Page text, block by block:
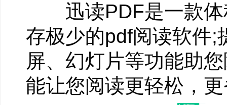
迅读PDF是一款体
存极少的pdf阅读软件;
屏、幻灯片等功能助
能让您阅读更轻松，